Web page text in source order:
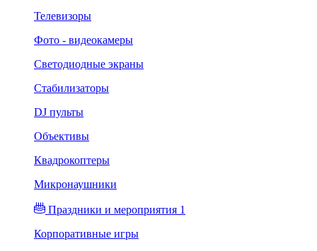
Телевизоры
Фото - видеокамеры
Светодиодные экраны
Стабилизаторы
DJ пульты
Объективы
Квадрокоптеры
Микронаушники
Праздники и мероприятия 1
Корпоративные игры